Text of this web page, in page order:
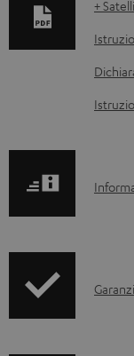
u
m
e
t
c
c
+
I
r
I